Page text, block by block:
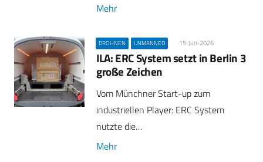
Mehr
DROHNEN UNMANNED 15. Juni 2026
ILA: ERC System setzt in Berlin 3
große Zeichen
Vom Münchner Start-up zum
industriellen Player: ERC System
nutzte die…
Mehr